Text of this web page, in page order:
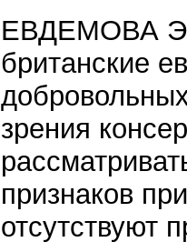
ЕВДЕМОВА
британские
зрения
признаков
отсутствуют